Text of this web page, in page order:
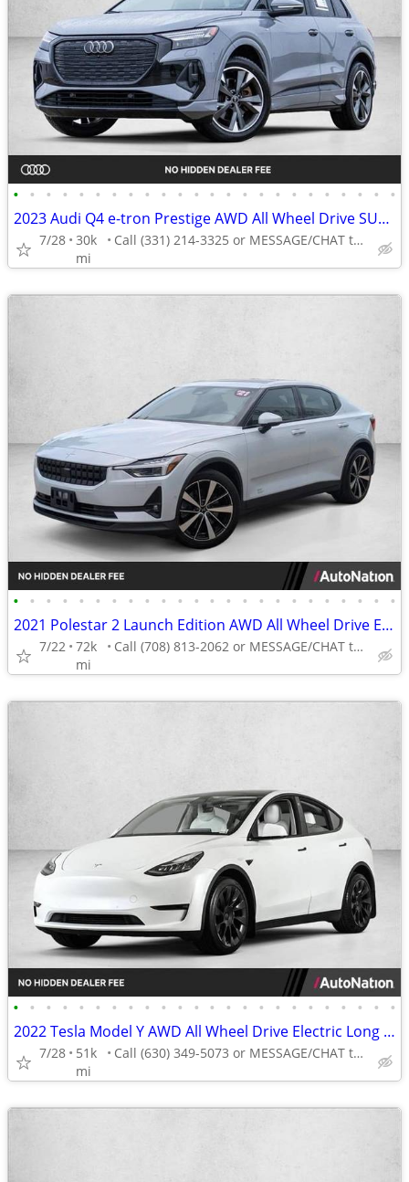
• • • • • • • • • • • • • • • • • • • • • • • •
2023 Audi Q4 e-tron Prestige AWD All Wheel Drive SUV Electric AUTONATION
7/28 30k
mi
Call (331) 214-3325 or MESSAGE/CHAT to confirm availability
• • • • • • • • • • • • • • • • • • • • • • • •
2021 Polestar 2 Launch Edition AWD All Wheel Drive Electric AUTONATION
7/22 72k
mi
Call (708) 813-2062 or MESSAGE/CHAT to confirm availability
• • • • • • • • • • • • • • • • • • • • • • • •
2022 Tesla Model Y AWD All Wheel Drive Electric Long Range SUV
7/28
51k
mi
Call (630) 349-5073 or MESSAGE/CHAT to confirm availability